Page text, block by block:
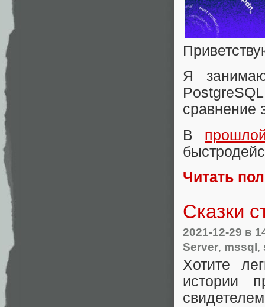
Я
сравнение
В
Читать
Сказки
2021-12-29 в
Server, mssql,
Хотите
истории